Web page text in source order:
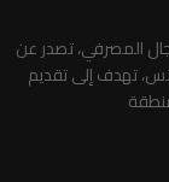
المصرفي، تصدر عن
تهدف إلى تقديم